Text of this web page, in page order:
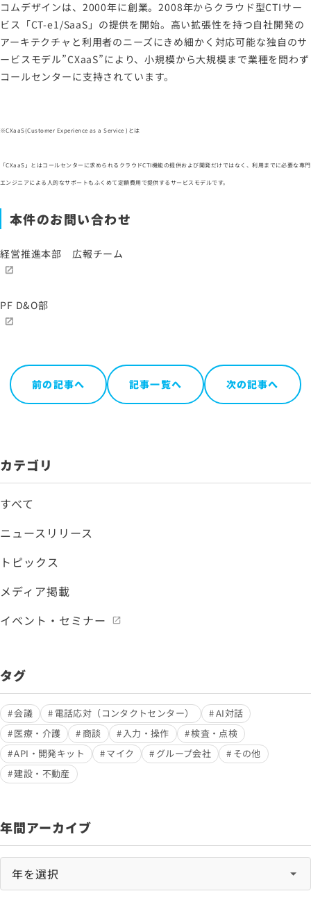
コムデザインは、2000年に創業。2008年からクラウド型CTIサー
ビス「CT-e1/SaaS」の提供を開始。高い拡張性を持つ自社開発の
アーキテクチャと利用者のニーズにきめ細かく対応可能な独自のサ
ービスモデル”CXaaS”により、小規模から大規模まで業種を問わず
コールセンターに支持されています。
※CXaaS(Customer Experience as a Service )とは
「CXaaS」とはコールセンターに求められるクラウドCTI機能の提供および開発だけではなく、利用までに必要な専門
エンジニアによる人的なサポートもふくめて定額費用で提供するサービスモデルです。
本件のお問い合わせ
経営推進本部 広報チーム
PF D&O部
前の記事へ 記事一覧へ 次の記事へ
カテゴリ
すべて
ニュースリリース
トピックス
メディア掲載
イベント・セミナー
タグ
会議 電話応対（コンタクトセンター）
AI対話
医療・介護
商談 入力・操作
検査・点検
API・開発キット
マイク グループ会社
その他
建設・不動産
年間アーカイブ